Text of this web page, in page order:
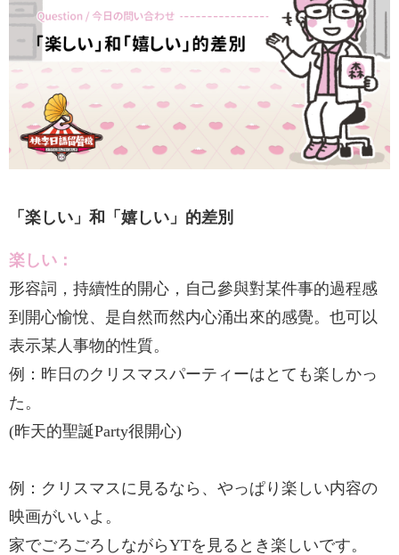
「楽しい」和「嬉しい」的差別
楽しい：
形容詞，持續性的開心，自己參與對某件事的過程感
到開心愉悅、是自然而然内心涌出來的感覺。也可以
表示某人事物的性質。
例：昨日のクリスマスパーティーはとても楽しかっ
た。
(昨天的聖誕Party很開心)
例：クリスマスに見るなら、やっぱり楽しい内容の
映画がいいよ。
家でごろごろしながらYTを見るとき楽しいです。